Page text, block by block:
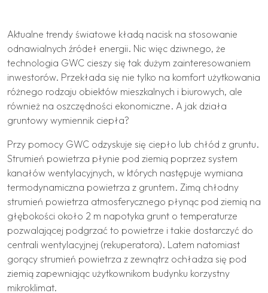
Aktualne trendy światowe kładą nacisk na stosowanie
odnawialnych źródeł energii. Nic więc dziwnego, że
technologia GWC cieszy się tak dużym zainteresowaniem
inwestorów. Przekłada się nie tylko na komfort użytkowania
różnego rodzaju obiektów mieszkalnych i biurowych, ale
również na oszczędności ekonomiczne. A jak działa
gruntowy wymiennik ciepła?
Przy pomocy GWC odzyskuje się ciepło lub chłód z gruntu.
Strumień powietrza płynie pod ziemią poprzez system
kanałów wentylacyjnych, w których następuje wymiana
termodynamiczna powietrza z gruntem. Zimą chłodny
strumień powietrza atmosferycznego płynąc pod ziemią na
głębokości około 2 m napotyka grunt o temperaturze
pozwalającej podgrzać to powietrze i takie dostarczyć do
centrali wentylacyjnej (rekuperatora). Latem natomiast
gorący strumień powietrza z zewnątrz ochładza się pod
ziemią zapewniając użytkownikom budynku korzystny
mikroklimat.